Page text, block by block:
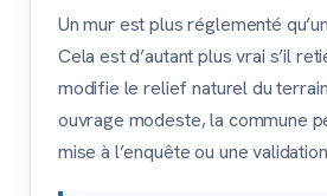
Un mur est plus réglementé
Cela est d’autant plus vrai s’il
modifie le relief naturel du
ouvrage modeste, la commune
mise à l’enquête ou une